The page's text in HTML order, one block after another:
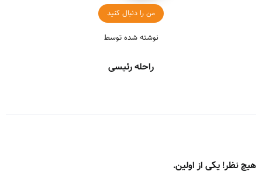
من را دنبال کنید
نوشته شده توسط
راحله رئیسی
هیچ نظر! یکی از اولین.